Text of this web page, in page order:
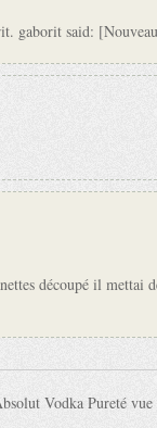
gaborit said:
découpé il
Vodka Pureté